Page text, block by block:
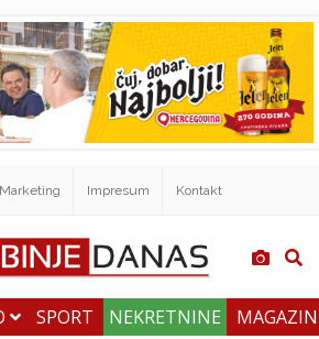
Marketing Impresum Kontakt
SPORT NEKRETNINE